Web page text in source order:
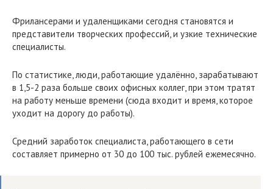
Фрилансерами и удаленщиками сегодня становятся и
представители творческих профессий, и узкие технические
специалисты.
По статистике, люди, работающие удалённо, зарабатывают
в 1,5-2 раза больше своих офисных коллег, при этом тратят
на работу меньше времени (сюда входит и время, которое
уходит на дорогу до работы).
Средний заработок специалиста, работающего в сети
составляет примерно от 30 до 100 тыс. рублей ежемесячно.